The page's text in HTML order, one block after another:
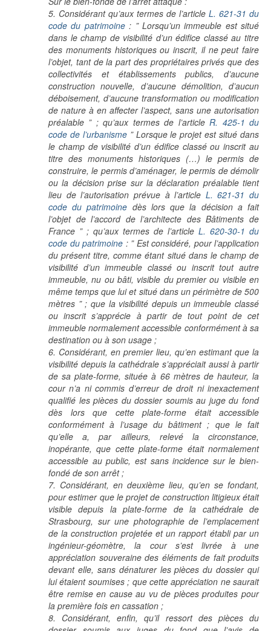
5. Considérant qu’aux termes de l’article L. 621-31 du
code du patrimoine: ” Lorsqu’un immeuble est situé
dans le champ de visibilité d’un édifice classé au titre
des monuments historiques ou inscrit, il ne peut faire
l’objet, tant de la part des propriétaires privés que des
collectivités et établissements publics, d’aucune
construction nouvelle, d’aucune démolition, d’aucun
déboisement, d’aucune transformation ou modification
de nature à en affecter l’aspect, sans une autorisation
préalable ” ; qu’aux termes de l’articleR. 425-1 du
code de l’urbanisme” Lorsque le projet est situé dans
le champ de visibilité d’un édifice classé ou inscrit au
titre des monuments historiques (…) le permis de
construire, le permis d’aménager, le permis de démolir
ou la décision prise sur la déclaration préalable tient
lieu de l’autorisation prévue à l’article L. 621-31 du
code du patrimoine dès lors que la décision a fait
l’objet de l’accord de l’architecte des Bâtiments de
France ” ; qu’aux termes de l’article L. 620-30-1 du
code du patrimoine : ” Est considéré, pour l’application
du présent titre, comme étant situé dans le champ de
visibilité d’un immeuble classé ou inscrit tout autre
immeuble, nu ou bâti, visible du premier ou visible en
même temps que lui et situé dans un périmètre de 500
mètres ” ; que la visibilité depuis un immeuble classé
ou inscrit s’apprécie à partir de tout point de cet
immeuble normalement accessible conformément à sa
destination ou à son usage ;
6. Considérant, en premier lieu, qu’en estimant que la
visibilité depuis la cathédrale s’appréciait aussi à partir
de sa plate-forme, située à 66 mètres de hauteur, la
cour n’a ni commis d’erreur de droit ni inexactement
qualifié les pièces du dossier soumis au juge du fond
dès lors que cette plate-forme était accessible
conformément à l’usage du bâtiment ; que le fait
qu’elle a, par ailleurs, relevé la circonstance,
inopérante, que cette plate-forme était normalement
accessible au public, est sans incidence sur le bien-
fondé de son arrêt ;
7. Considérant, en deuxième lieu, qu’en se fondant,
pour estimer que le projet de construction litigieux était
visible depuis la plate-forme de la cathédrale de
Strasbourg, sur une photographie de l’emplacement
de la construction projetée et un rapport établi par un
ingénieur-géomètre, la cour s’est livrée à une
appréciation souveraine des éléments de fait produits
devant elle, sans dénaturer les pièces du dossier qui
lui étaient soumises ; que cette appréciation ne saurait
être remise en cause au vu de pièces produites pour
la première fois en cassation ;
8. Considérant, enfin, qu’il ressort des pièces du